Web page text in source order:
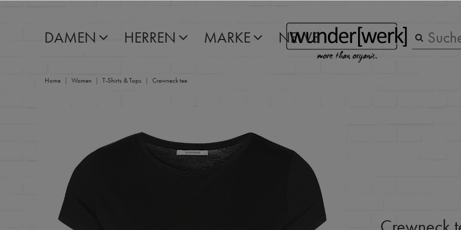
DAMEN HERREN MARKE NEWS
Home Women T-Shirts & Tops Crewneck tee